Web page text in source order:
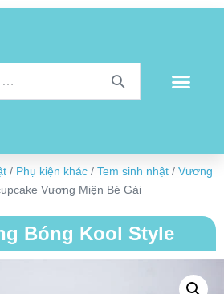
/ Phụ kiện khác / Tem sinh nhật / Vương
Vương Miện Bé Gái
Bóng Kool Style